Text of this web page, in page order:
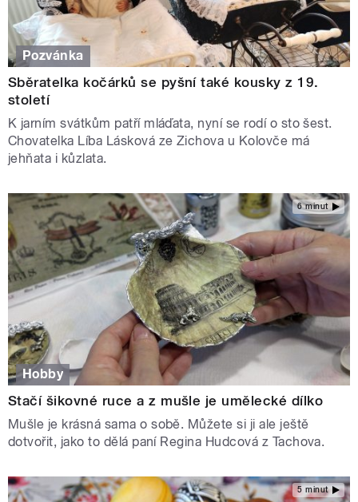
Pozvánka
Sběratelka kočárků se pyšní také kousky z 19.
století
K jarním svátkům patří mláďata, nyní se rodí o sto šest.
Chovatelka Líba Lásková ze Zichova u Kolovče má
jehňata i kůzlata.
6 minut
Hobby
Stačí šikovné ruce a z mušle je umělecké dílko
Mušle je krásná sama o sobě. Můžete si ji ale ještě
dotvořit, jako to dělá paní Regina Hudcová z Tachova.
5 minut